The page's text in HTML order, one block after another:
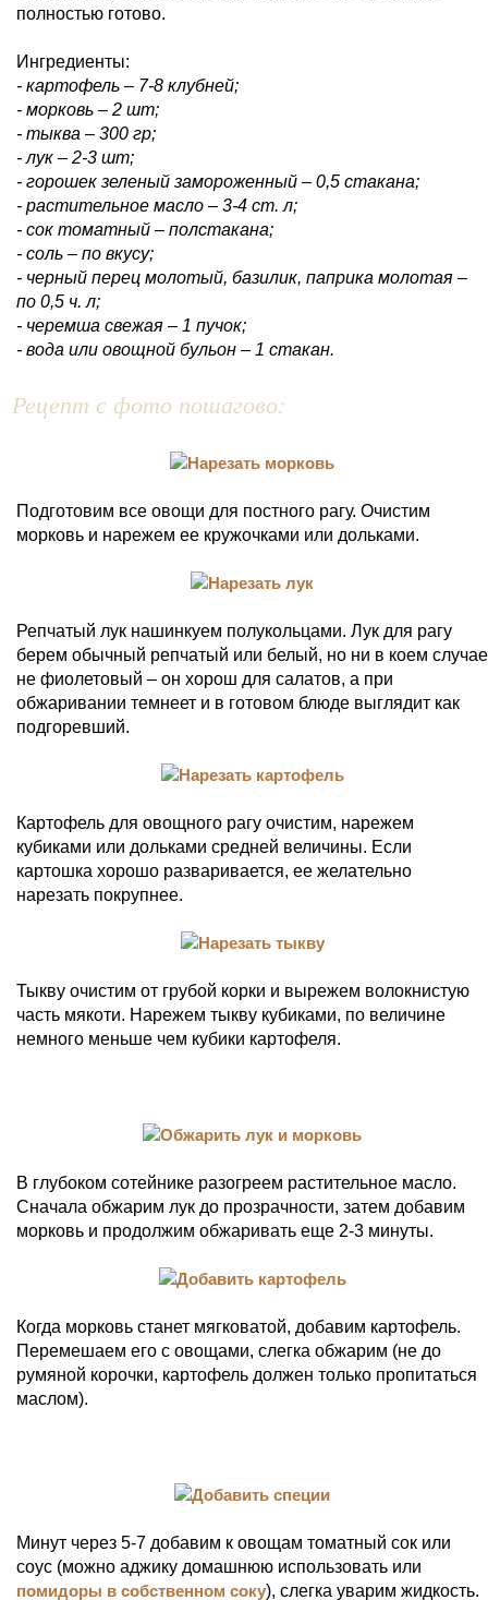
полностью готово.
Ингредиенты:
- картофель – 7-8 клубней;
- морковь – 2 шт;
- тыква – 300 гр;
- лук – 2-3 шт;
- горошек зеленый замороженный – 0,5 стакана;
- растительное масло – 3-4 ст. л;
- сок томатный – полстакана;
- соль – по вкусу;
- черный перец молотый, базилик, паприка молотая –
по 0,5 ч. л;
- черемша свежая – 1 пучок;
- вода или овощной бульон – 1 стакан.
Рецепт с фото пошагово:
Подготовим все овощи для постного рагу. Очистим
морковь и нарежем ее кружочками или дольками.
Репчатый лук нашинкуем полукольцами. Лук для рагу
берем обычный репчатый или белый, но ни в коем случае
не фиолетовый – он хорош для салатов, а при
обжаривании темнеет и в готовом блюде выглядит как
подгоревший.
Картофель для овощного рагу очистим, нарежем
кубиками или дольками средней величины. Если
картошка хорошо разваривается, ее желательно
нарезать покрупнее.
Тыкву очистим от грубой корки и вырежем волокнистую
часть мякоти. Нарежем тыкву кубиками, по величине
немного меньше чем кубики картофеля.
В глубоком сотейнике разогреем растительное масло.
Сначала обжарим лук до прозрачности, затем добавим
морковь и продолжим обжаривать еще 2-3 минуты.
Когда морковь станет мягковатой, добавим картофель.
Перемешаем его с овощами, слегка обжарим (не до
румяной корочки, картофель должен только пропитаться
маслом).
Минут через 5-7 добавим к овощам томатный сок или
соус (можно аджику домашнюю использовать или
помидоры в собственном соку), слегка уварим жидкость.